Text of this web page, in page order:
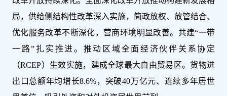
局，供给侧结构性改革深入实施，简政放权、放管结合、
优化服务改革不断深化，营商环境明显改善。共建“一带
一路”扎实推进。推动区域全面经济伙伴关系协定
（RCEP）生效实施，建成全球最大自由贸易区。货物进
出口总额年均增长8.6%，突破40万亿元、连续多年居世